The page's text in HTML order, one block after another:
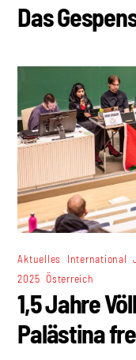
Das
Aktuelles International ,
2025 Österreich
1,5 Jahre
Palästina